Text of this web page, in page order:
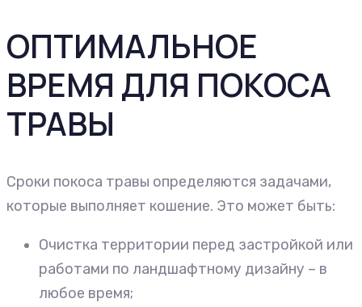
ОПТИМАЛЬНОЕ
ВРЕМЯ ДЛЯ ПОКОСА
ТРАВЫ
Сроки покоса травы определяются задачами,
которые выполняет кошение. Это может быть:
Очистка территории перед застройкой или
работами по ландшафтному дизайну – в
любое время;